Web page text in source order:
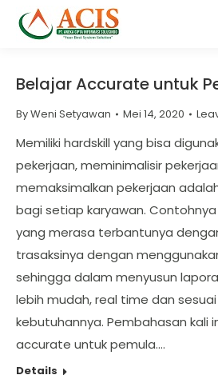
Belajar Accurate untuk
ByWeni Setyawan Mei 14, 2020
Memiliki hardskill yang bisa
pekerjaan, meminimalisir
memaksimalkan pekerjaan
bagi setiap karyawan.
yang merasa terbantunya
trasaksinya dengan
sehingga dalam menyusun
lebih mudah, real time dan
kebutuhannya. Pembahasan kali
accurate untuk pemula.…
Details